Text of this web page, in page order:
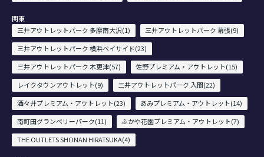
関東
三井アウトレットパーク 多摩南大沢(1)
三井アウトレットパーク 幕張(9)
三井アウトレットパーク 横浜ベイサイド(23)
三井アウトレットパーク 木更津(57)
佐野プレミアム・アウトレット(15)
レイクタウンアウトレット(9)
三井アウトレットパーク 入間(22)
酒々井プレミアム・アウトレット(23)
あみプレミアム・アウトレット(14)
南町田グランベリーパーク(11)
ふかや花園プレミアム・アウトレット(7)
THE OUTLETS SHONAN HIRATSUKA(4)